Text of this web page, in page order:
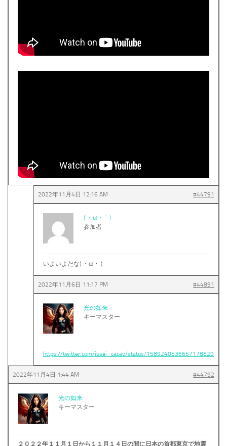
2022年11月4日 12:16 AM #44791
(´・ω・｀)
参加者
いよいよだな(´・ω・`)
2022年11月6日 11:17 PM #44891
光の如来
キーマスター
https://twitter.com/issei_cacao/status/1589240536657178629
2022年11月4日 1:44 AM #44792
光の如来
キーマスター
２０２２年１１月１日から１１月１４日の間に日本の首都東京で地震